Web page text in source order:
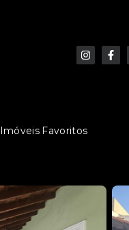
Imóveis Favoritos